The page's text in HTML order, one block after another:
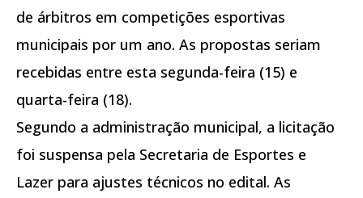
de árbitros em competições esportivas
municipais por um ano. As propostas seriam
recebidas entre esta segunda-feira (15) e
quarta-feira (18).
Segundo a administração municipal, a licitação
foi suspensa pela Secretaria de Esportes e
Lazer para ajustes técnicos no edital. As